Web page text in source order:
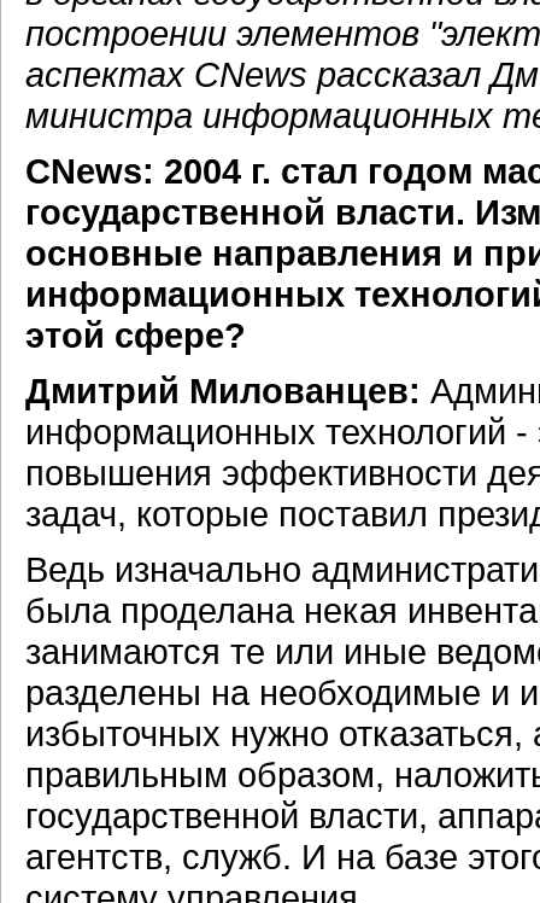
построении элементов
аспектах CNews рассказал
министра информационных
CNews: 2004 г. стал годом
государственной власти.
основные направления и
информационных
этой сфере?
Дмитрий Милованцев:
информационных технологий -
повышения эффективности
задач, которые поставил
Ведь изначально
была проделана некая
занимаются те или иные
разделены на необходимые и
избыточных нужно
правильным образом,
государственной власти,
агентств, служб. И на базе